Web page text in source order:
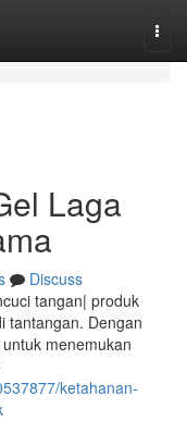
Laga
Discuss
tangan| produk
tantangan. Dengan
menemukan
ketahanan-